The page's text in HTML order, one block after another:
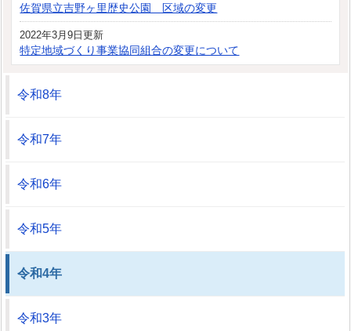
佐賀県立吉野ヶ里歴史公園 区域の変更
2022年3月9日更新
特定地域づくり事業協同組合の変更について
令和8年
令和7年
令和6年
令和5年
令和4年
令和3年